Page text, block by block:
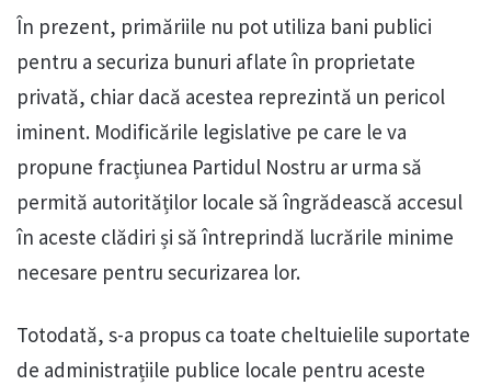
În prezent, primăriile nu pot utiliza bani publici
pentru a securiza bunuri aflate în proprietate
privată, chiar dacă acestea reprezintă un pericol
iminent. Modificările legislative pe care le va
propune fracțiunea Partidul Nostru ar urma să
permită autorităților locale să îngrădească accesul
în aceste clădiri și să întreprindă lucrările minime
necesare pentru securizarea lor.
Totodată, s-a propus ca toate cheltuielile suportate
de administrațiile publice locale pentru aceste